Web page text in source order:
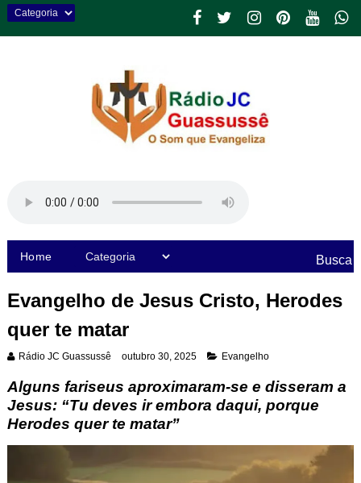
Home Busca
Evangelho de Jesus Cristo, Herodes
quer te matar
Rádio JC Guassussê outubro 30, 2025 Evangelho
Alguns fariseus aproximaram-se e disseram a
Jesus: “Tu deves ir embora daqui, porque
Herodes quer te matar”